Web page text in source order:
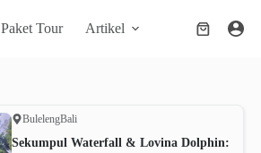
Paket Tour Artikel
Shopping
BulelengBali
Sekumpul Waterfall & Lovina Dolphin: